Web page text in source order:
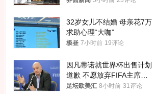
32岁女儿不结婚 母亲花7万
求助心理“大咖”
极昼 7小时前 19评论
因凡蒂诺就世界杯出售计划
道歉 不愿放弃FIFA主席职
位
足坛欧美汇 8小时前 31评论